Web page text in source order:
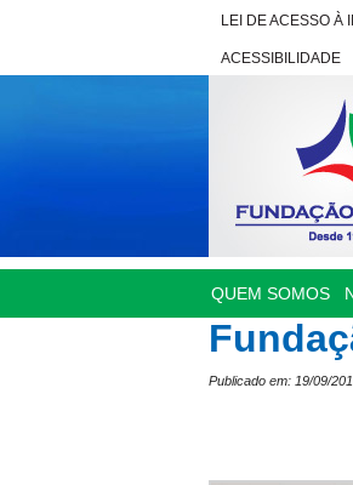
LEI DE ACESSO À
ACESSIBILIDADE
QUEM SOMOS
Publicado em: 19/09/